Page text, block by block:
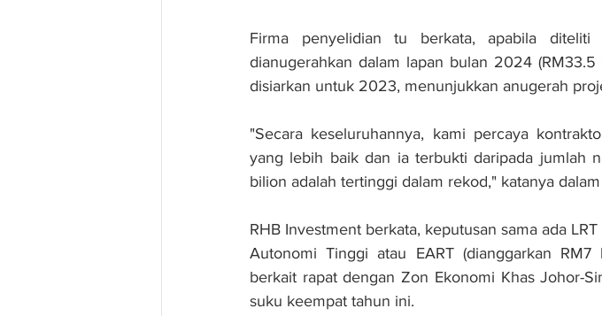
Firma penyelidian tu berkata, apabila
dianugerahkan dalam lapan bulan 2024
disiarkan untuk 2023, menunjukkan anugerah
"Secara keseluruhannya, kami percaya
yang lebih baik dan ia terbukti daripada jumlah
bilion adalah tertinggi dalam rekod," katanya
RHB Investment berkata, keputusan sama ada
Autonomi Tinggi atau EART (dianggarkan
berkait rapat dengan Zon Ekonomi Khas Johor-
suku keempat tahun ini.